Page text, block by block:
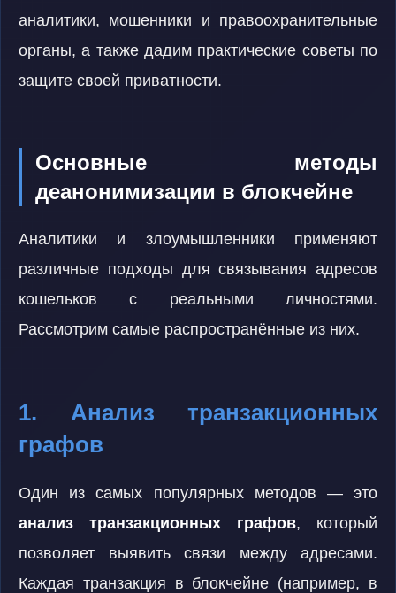
аналитики, мошенники и правоохранительные
органы, а также дадим практические советы по
защите своей приватности.
Основные методы
деанонимизации в блокчейне
Аналитики и злоумышленники применяют
различные подходы для связывания адресов
кошельков с реальными личностями.
Рассмотрим самые распространённые из них.
1. Анализ транзакционных
графов
Один из самых популярных методов — это
анализ транзакционных графов, который
позволяет выявить связи между адресами.
Каждая транзакция в блокчейне (например, в